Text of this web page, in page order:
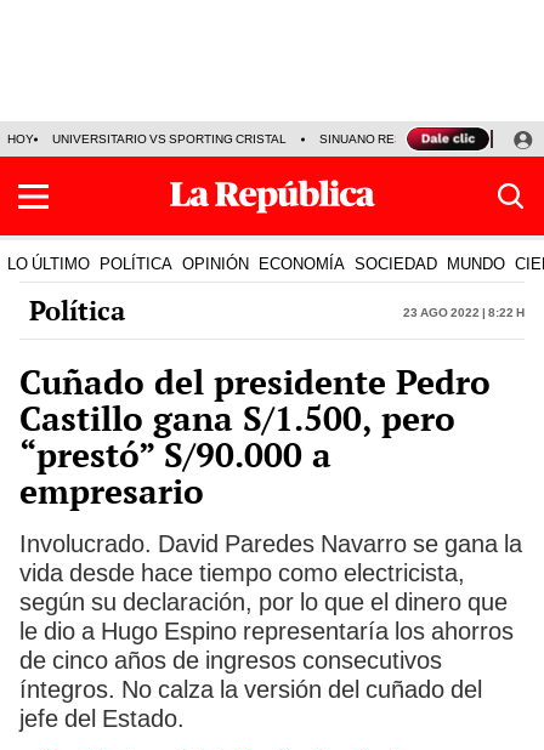
HOY UNIVERSITARIO VS SPORTING CRISTAL SINUANO RESULTADOS HOY
LO ÚLTIMO POLÍTICA OPINIÓN ECONOMÍA SOCIEDAD MUNDO
Política 23 Ago 2022 | 8:22 h
Cuñado del presidente Pedro
Castillo gana S/1.500, pero
“prestó” S/90.000 a
empresario
Involucrado. David Paredes Navarro se gana la
vida desde hace tiempo como electricista,
según su declaración, por lo que el dinero que
le dio a Hugo Espino representaría los ahorros
de cinco años de ingresos consecutivos
íntegros. No calza la versión del cuñado del
jefe del Estado.